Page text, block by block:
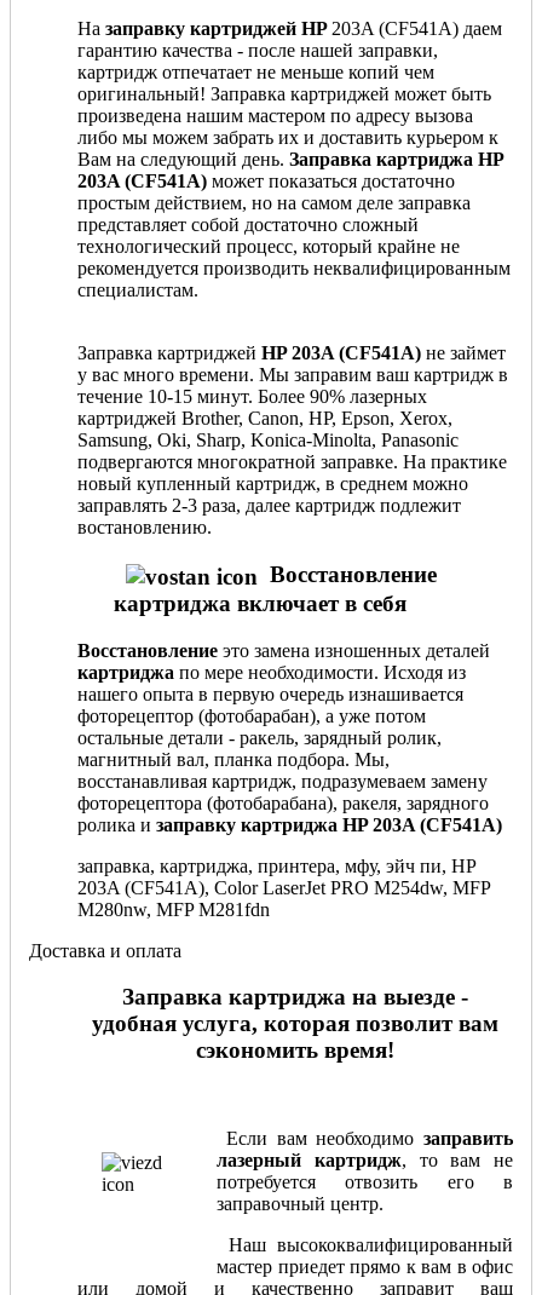
На заправку картриджей HP 203A (CF541A) даем
гарантию качества - после нашей заправки,
картридж отпечатает не меньше копий чем
оригинальный! Заправка картриджей может быть
произведена нашим мастером по адресу вызова
либо мы можем забрать их и доставить курьером к
Вам на следующий день. Заправка картриджа HP
203A (CF541A) может показаться достаточно
простым действием, но на самом деле заправка
представляет собой достаточно сложный
технологический процесс, который крайне не
рекомендуется производить неквалифицированным
специалистам.
Заправка картриджей HP 203A (CF541A) не займет
у вас много времени. Мы заправим ваш картридж в
течение 10-15 минут. Более 90% лазерных
картриджей Brother, Canon, HP, Epson, Xerox,
Samsung, Oki, Sharp, Konica-Minolta, Panasonic
подвергаются многократной заправке. На практике
новый купленный картридж, в среднем можно
заправлять 2-3 раза, далее картридж подлежит
востановлению.
Восстановление
картриджа включает в себя
Восстановление это замена изношенных деталей
картриджа по мере необходимости. Исходя из
нашего опыта в первую очередь изнашивается
фоторецептор (фотобарабан), а уже потом
остальные детали - ракель, зарядный ролик,
магнитный вал, планка подбора. Мы,
восстанавливая картридж, подразумеваем замену
фоторецептора (фотобарабана), ракеля, зарядного
ролика и заправку картриджа HP 203A (CF541A)
заправка, картриджа, принтера, мфу, эйч пи, HP
203A (CF541A), Color LaserJet PRO M254dw, MFP
M280nw, MFP M281fdn
Доставка и оплата
Заправка картриджа на выезде -
удобная услуга, которая позволит вам
сэкономить время!
Если вам необходимо заправить
лазерный картридж, то вам не
потребуется отвозить его в
заправочный центр.
Наш высококвалифицированный
мастер приедет прямо к вам в офис
или домой и качественно заправит ваш